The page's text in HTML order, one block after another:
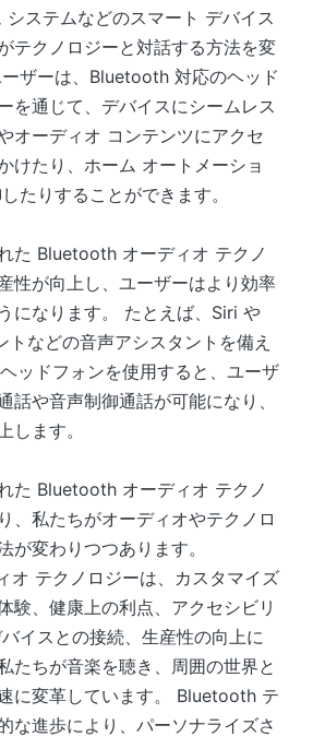
ステムなどのスマート デバイス
テクノロジーと対話する方法を変
ザーは、Bluetooth 対応のヘッド
を通じて、デバイスにシームレス
オーディオ コンテンツにアクセ
けたり、ホーム オートメーショ
たりすることができます。
た Bluetooth オーディオ テクノ
性が向上し、ユーザーはより効率
になります。 たとえば、Siri や
などの音声アシスタントを備え
ッドフォンを使用すると、ユーザ
話や音声制御通話が可能になり、
します。
た Bluetooth オーディオ テクノ
、私たちがオーディオやテクノロ
が変わりつつあります。
オ テクノロジーは、カスタマイズ
験、健康上の利点、アクセシビリ
イスとの接続、生産性の向上に
たちが音楽を聴き、周囲の世界と
に変革しています。 Bluetooth テ
な進歩により、パーソナライズさ